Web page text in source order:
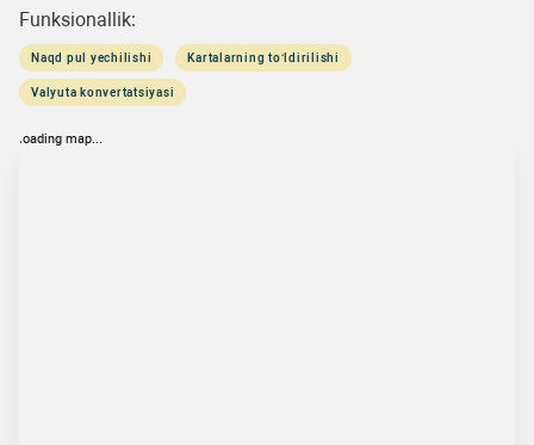
Funksionallik:
Naqd pul yechilishi Kartalarning to‘ldirilishi
Valyuta konvertatsiyasi
loading map...